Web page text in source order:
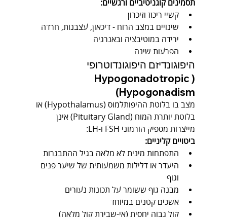
תסמינים קוגניטיביים ורגשיים:
קשיי ריכוז וזיכרון
שינויים במצב הרוח - דיכאון, עצבנות, חרדה
ירידה במוטיבציה ובאנרגיה
הפרעות שינה
היפוגונדיזם היפוגונדוטרופי
(Hypogonadotropic
Hypogonadism)
מצב בו בלוטת ההיפותלמוס (Hypothalamus) או
בלוטת יותרת המוח (Pituitary Gland) אינן
מייצרות מספיק הורמוני FSH ו-LH:
ביטויים קליניים:
התפתחות מינית לא מלאה בגיל ההתבגרות
היעדר או דלילות משמעותית של שיער פנים
וגוף
מבנה גוף ששומר על תכונות נעורים
אשכים קטנים במיוחד
קול גבוה יחסית (אי-שבירת קול מלאה)